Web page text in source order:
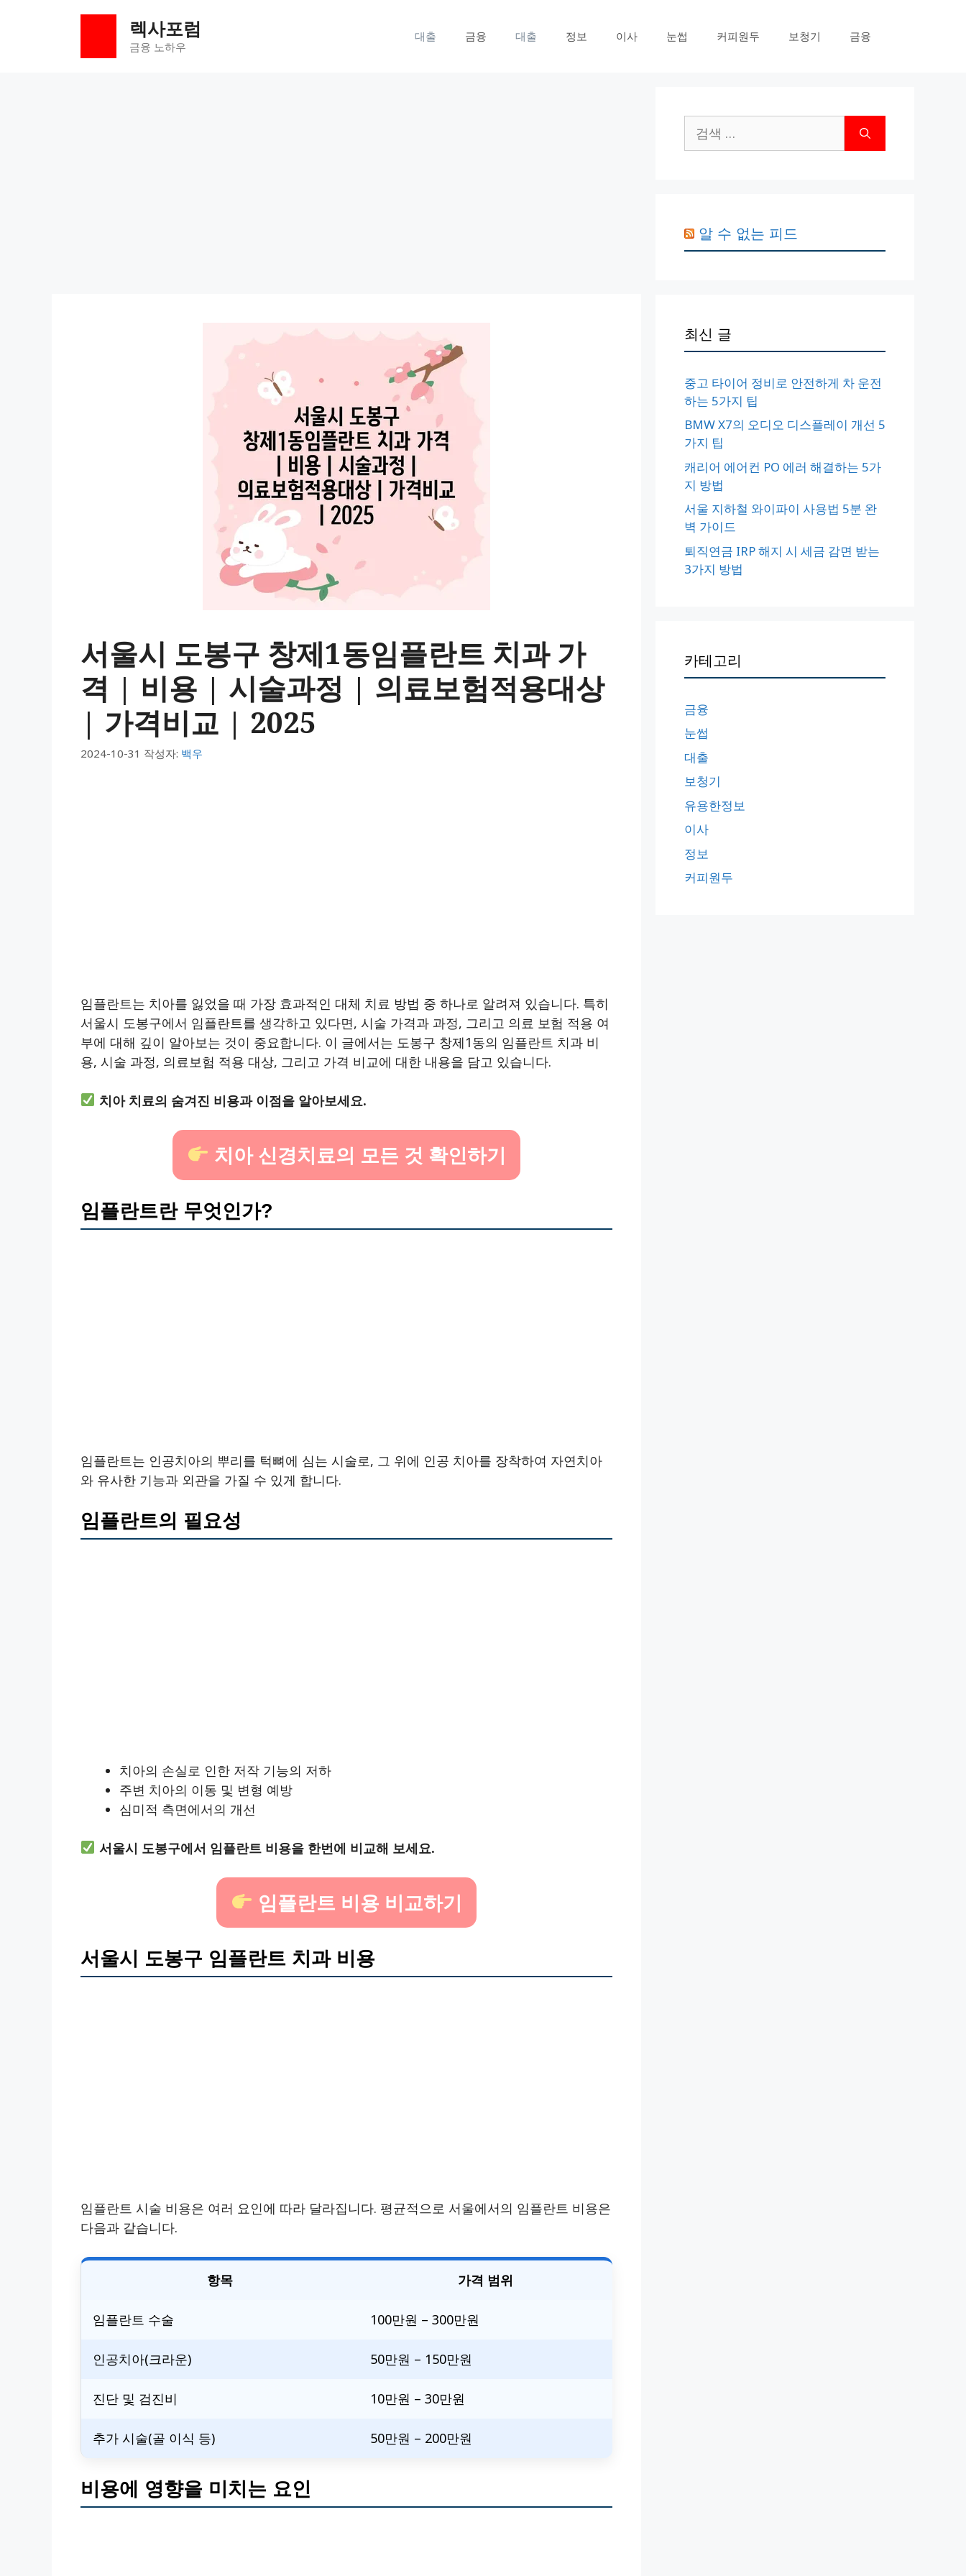
렉사포럼
금융 노하우
대출 금융 대출 정보 이사 눈썹 커피원두 보청기 금융
서울시 도봉구 창제1동임플란트 치과 가
격 | 비용 | 시술과정 | 의료보험적용대상
| 가격비교 | 2025
2024-10-31 작성자: 백우
임플란트는 치아를 잃었을 때 가장 효과적인 대체 치료 방법 중 하나로 알려져 있습니다. 특히
서울시 도봉구에서 임플란트를 생각하고 있다면, 시술 가격과 과정, 그리고 의료 보험 적용 여
부에 대해 깊이 알아보는 것이 중요합니다. 이 글에서는 도봉구 창제1동의 임플란트 치과 비
용, 시술 과정, 의료보험 적용 대상, 그리고 가격 비교에 대한 내용을 담고 있습니다.
치아 치료의 숨겨진 비용과 이점을 알아보세요.
치아 신경치료의 모든 것 확인하기
임플란트란 무엇인가?
임플란트는 인공치아의 뿌리를 턱뼈에 심는 시술로, 그 위에 인공 치아를 장착하여 자연치아
와 유사한 기능과 외관을 가질 수 있게 합니다.
임플란트의 필요성
치아의 손실로 인한 저작 기능의 저하
주변 치아의 이동 및 변형 예방
심미적 측면에서의 개선
서울시 도봉구에서 임플란트 비용을 한번에 비교해 보세요.
임플란트 비용 비교하기
서울시 도봉구 임플란트 치과 비용
임플란트 시술 비용은 여러 요인에 따라 달라집니다. 평균적으로 서울에서의 임플란트 비용은
다음과 같습니다.
항목 가격 범위
임플란트 수술 100만원 – 300만원
인공치아(크라운) 50만원 – 150만원
진단 및 검진비 10만원 – 30만원
추가 시술(골 이식 등) 50만원 – 200만원
비용에 영향을 미치는 요인
색:
알 수 없는 피드
최신 글
중고 타이어 정비로 안전하게 차 운전
하는 5가지 팁
BMW X7의 오디오 디스플레이 개선 5
가지 팁
캐리어 에어컨 PO 에러 해결하는 5가
지 방법
서울 지하철 와이파이 사용법 5분 완
벽 가이드
퇴직연금 IRP 해지 시 세금 감면 받는
3가지 방법
카테고리
금융
눈썹
대출
보청기
유용한정보
이사
정보
커피원두